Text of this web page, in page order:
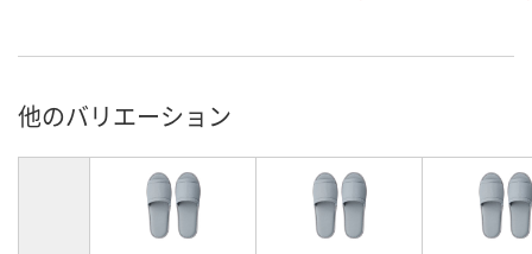
他のバリエーション